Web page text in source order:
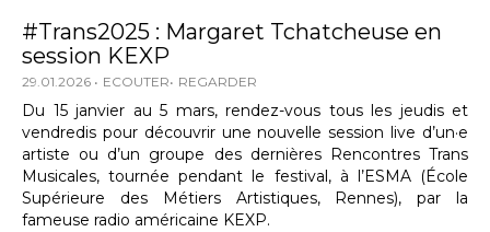
#Trans2025 : Margaret Tchatcheuse en
session KEXP
29.01.2026 ECOUTER REGARDER
Du 15 janvier au 5 mars, rendez-vous tous les jeudis et
vendredis pour découvrir une nouvelle session live d’un·e
artiste ou d’un groupe des dernières Rencontres Trans
Musicales, tournée pendant le festival, à l’ESMA (École
Supérieure des Métiers Artistiques, Rennes), par la
fameuse radio américaine KEXP.